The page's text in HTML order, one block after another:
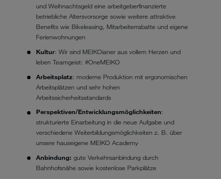
und Weihnachtsgeld eine arbeitgeberfinanzierte
betriebliche Altersvorsorge sowie weitere attraktive
Benefits wie Bikeleasing, Mitarbeiterrabatte und eigene
Ferienwohnungen
Kultur: Wir sind MEIKOianer aus vollem Herzen und
leben Teamgeist: #OneMEIKO
Arbeitsplatz: moderne Produktion mit ergonomischen
Arbeitsplätzen und sehr hohen
Arbeitssicherheitsstandards
Perspektiven/Entwicklungsmöglichkeiten:
strukturierte Einarbeitung in die neue Aufgabe und
verschiedene Weiterbildungsmöglichkeiten z. B. über
unsere hauseigene MEIKO Academy
Anbindung:gute Verkehrsanbindung durch
Bahnhofsnähe sowie kostenlose Parkplätze